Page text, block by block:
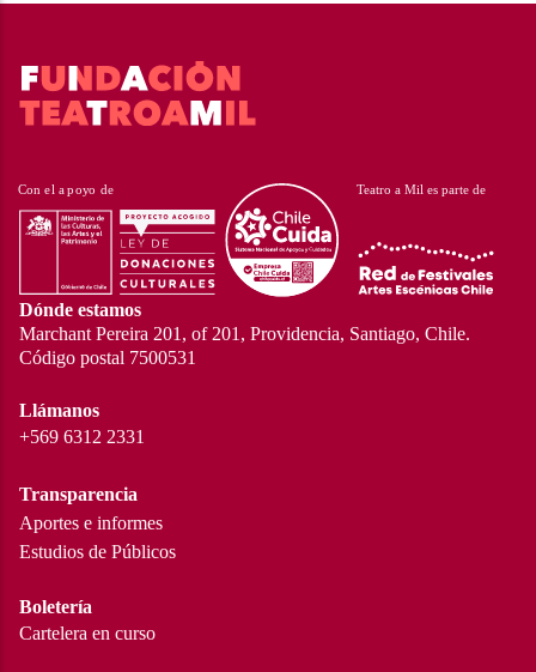
Dónde estamos
Marchant Pereira 201, of 201, Providencia, Santiago, Chile.
Código postal 7500531
Llámanos
+569 6312 2331
Transparencia
Aportes e informes
Estudios de Públicos
Boletería
Cartelera en curso